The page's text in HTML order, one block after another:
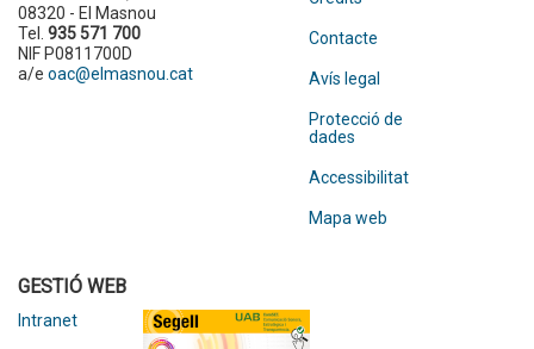
08320 - El Masnou
Tel. 935 571 700
NIF P0811700D
a/e oac@elmasnou.cat
Contacte
Avís legal
Protecció de
dades
Accessibilitat
Mapa web
GESTIÓ WEB
Intranet